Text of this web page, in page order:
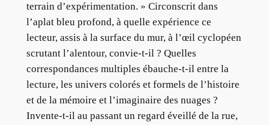
terrain d’expérimentation. » Circonscrit dans
l’aplat bleu profond, à quelle expérience ce
lecteur, assis à la surface du mur, à l’œil cyclopéen
scrutant l’alentour, convie-t-il ? Quelles
correspondances multiples ébauche-t-il entre la
lecture, les univers colorés et formels de l’histoire
et de la mémoire et l’imaginaire des nuages ?
Invente-t-il au passant un regard éveillé de la rue,